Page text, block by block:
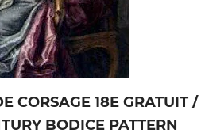
CORSAGE 18E GRATUIT /
BODICE PATTERN